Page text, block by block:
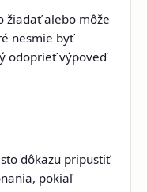
žiadať alebo môže
nesmie byť
odoprieť výpoveď
dôkazu pripustiť
pokiaľ